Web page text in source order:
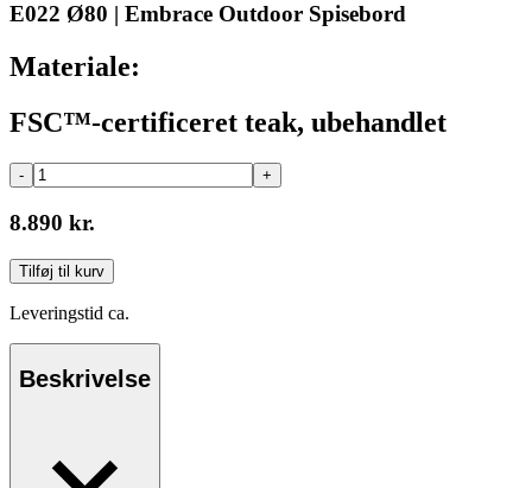
E022 Ø80 | Embrace Outdoor Spisebord
Materiale:
FSC™-certificeret teak, ubehandlet
- +
8.890 kr.
Tilføj til kurv
Leveringstid ca.
Beskrivelse